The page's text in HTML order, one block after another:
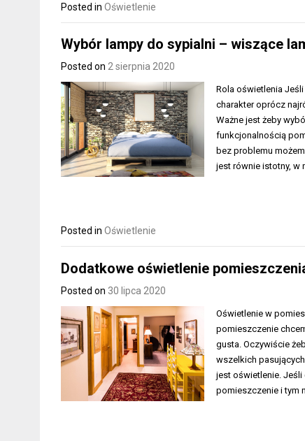
Posted in Oświetlenie
Wybór lampy do sypialni – wiszące
Posted on 2 sierpnia 2020
Rola oświetlenia
charakter oprócz
Ważne jest żeby
funkcjonalnością
bez problemu
jest równie istotny, w
Posted in Oświetlenie
Dodatkowe oświetlenie
Posted on 30 lipca 2020
Oświetlenie w
pomieszczenie
gusta. Oczywiście
wszelkich
jest oświetlenie.
pomieszczenie i tym